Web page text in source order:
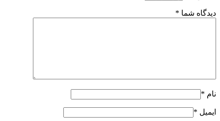
دیدگاه شما *
نام *
ایمیل *